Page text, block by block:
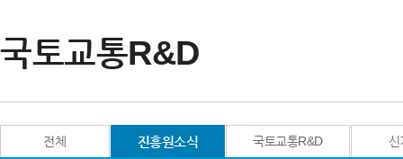
국토교통R&D
전체 진흥원소식 국토교통R&D 신